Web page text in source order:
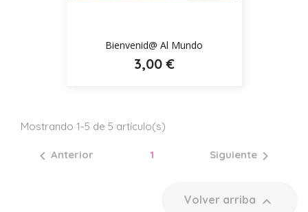
Bienvenid@ Al Mundo
3,00 €
Mostrando 1-5 de 5 artículo(s)
 Anterior 1 Siguiente 
Volver arriba 